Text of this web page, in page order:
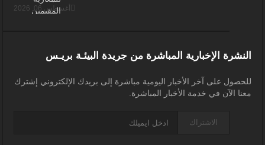
أغسطس 06, 2026
النشرة الإخبارية المباشرة من جريدة البيئـة بريـس
للحصول على آخر الأخبار اليومية مباشرة إلى بريدك الإلكتروني إشترك
معنا الآن في خدمة الأخبار المباشرة.
الاشتراك